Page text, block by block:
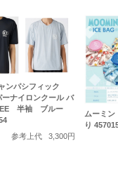
ンパシフィック
ナイロンクール バ
半袖 ブルー
参考上代
3,300円
ムーミ
り